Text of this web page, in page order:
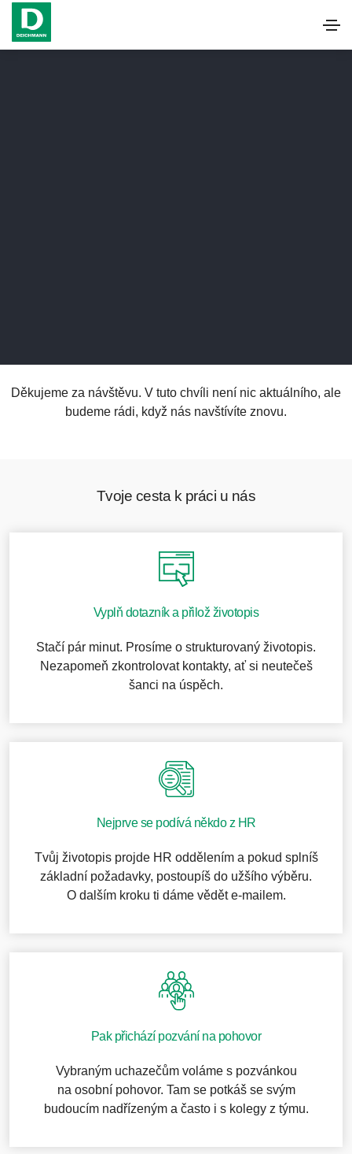
Děkujeme za návštěvu. V tuto chvíli není nic aktuálního, ale
budeme rádi, když nás navštívíte znovu.
Tvoje cesta k práci u nás
Vyplň dotazník a přilož životopis
Stačí pár minut. Prosíme o strukturovaný životopis.
Nezapomeň zkontrolovat kontakty, ať si neutečeš
šanci na úspěch.
Nejprve se podívá někdo z HR
Tvůj životopis projde HR oddělením a pokud splníš
základní požadavky, postoupíš do užšího výběru.
O dalším kroku ti dáme vědět e-mailem.
Pak přichází pozvání na pohovor
Vybraným uchazečům voláme s pozvánkou
na osobní pohovor. Tam se potkáš se svým
budoucím nadřízeným a často i s kolegy z týmu.